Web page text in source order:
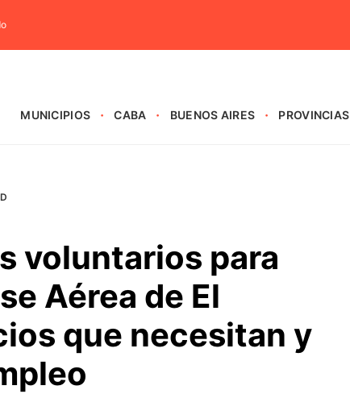
MUNICIPIOS CABA BUENOS AIRES PROVINCIAS
voluntarios para
Aérea de El
que necesitan y